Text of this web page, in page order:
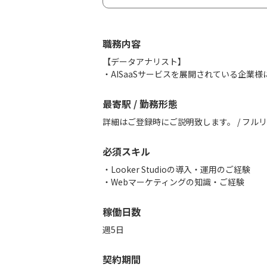
職務内容
【データアナリスト】
最寄駅 / 勤務形態
詳細はご登録時にご説明致します。 / フル
必須スキル
・Looker Studioの導入・運用のご経験
稼働日数
週5日
契約期間